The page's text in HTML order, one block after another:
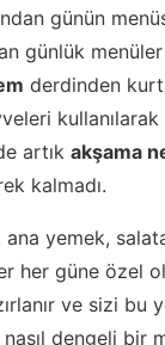
günün
günlük
derdinden
kullanılarak
artık akşama
kalmadı.
ana yemek,
her güne özel
ve sizi bu
dengeli bir